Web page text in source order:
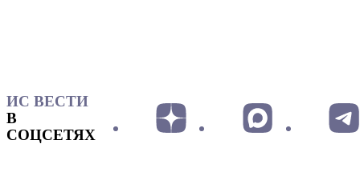
ИС ВЕСТИ
В
СОЦСЕТЯХ